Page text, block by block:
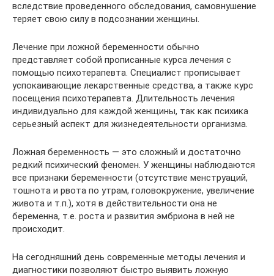
вследствие проведенного обследования, самовнушение
теряет свою силу в подсознании женщины.
Лечение при ложной беременности обычно
представляет собой прописанные курса лечения с
помощью психотерапевта. Специалист прописывает
успокаивающие лекарственные средства, а также курс
посещения психотерапевта. Длительность лечения
индивидуально для каждой женщины, так как психика
серьезный аспект для жизнедеятельности организма.
Ложная беременность — это сложный и достаточно
редкий психический феномен. У женщины наблюдаются
все признаки беременности (отсутствие менструаций,
тошнота и рвота по утрам, головокружение, увеличение
живота и т.п.), хотя в действительности она не
беременна, т.е. роста и развития эмбриона в ней не
происходит.
На сегодняшний день современные методы лечения и
диагностики позволяют быстро выявить ложную